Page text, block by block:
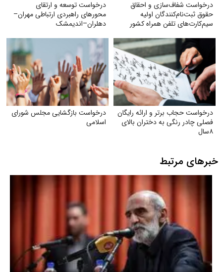
درخواست شفاف‌سازی و احقاق
حقوق ثبت‌نام‌کنندگان اولیه
سیم‌کارت‌های تلفن همراه کشور
درخواست توسعه و ارتقای
محورهای راهبردی ارتباطی مهران–
دهلران–اندیمشک
درخواست حجاب برتر و ارائه رایگان
فصلی چادر رنگی به دختران بالای
۸سال
درخواست بازگشایی مجلس شورای
اسلامی
خبرهای مرتبط